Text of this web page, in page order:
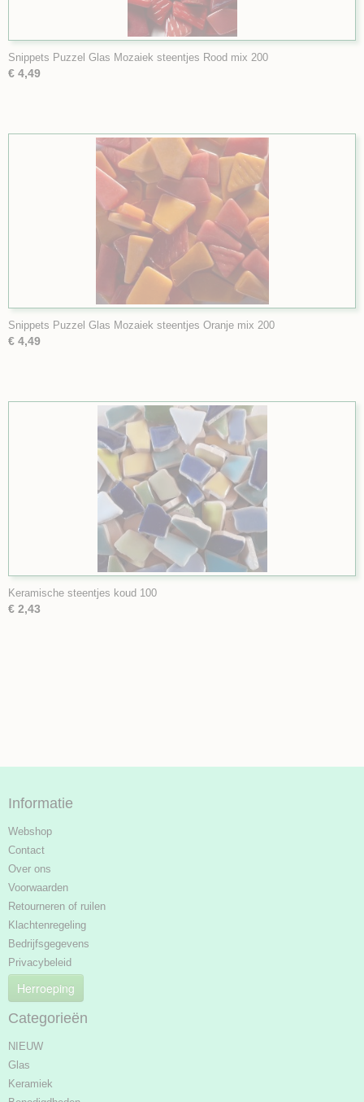
Snippets Puzzel Glas Mozaiek steentjes Rood mix 200
€ 4,49
Snippets Puzzel Glas Mozaiek steentjes Oranje mix 200
€ 4,49
Keramische steentjes koud 100
€ 2,43
Informatie
Webshop
Contact
Over ons
Voorwaarden
Retourneren of ruilen
Klachtenregeling
Bedrijfsgegevens
Privacybeleid
Herroeping
Categorieën
NIEUW
Glas
Keramiek